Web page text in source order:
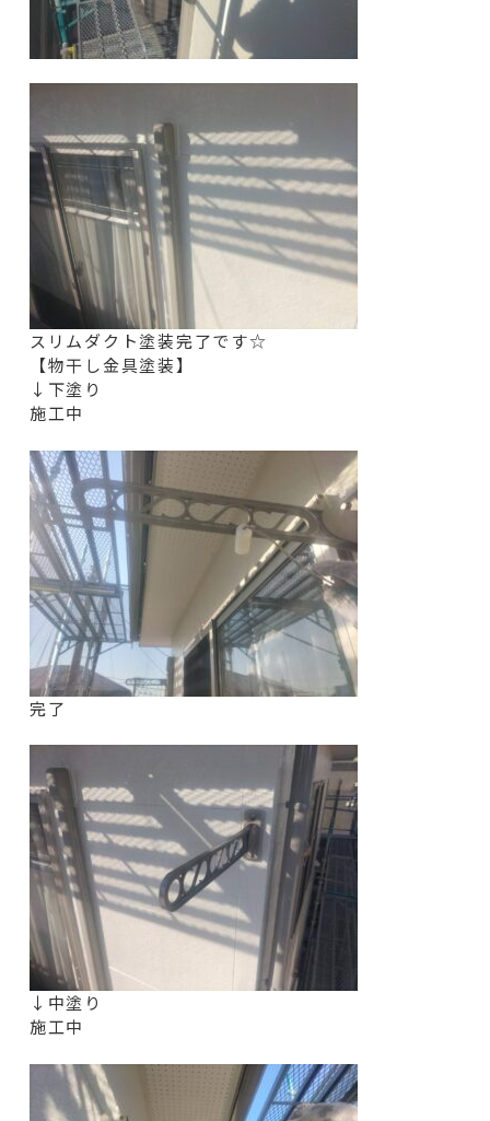
スリムダクト塗装完了です☆
【物干し金具塗装】
↓下塗り
施工中
完了
↓中塗り
施工中